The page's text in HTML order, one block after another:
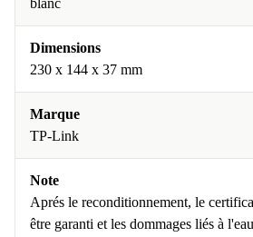
blanc
Dimensions
230 x 144 x 37 mm
Marque
TP-Link
Note
Aprés le reconditionnement, le
être garanti et les dommages liés à